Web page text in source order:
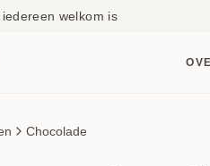
welkom is
Chocolade